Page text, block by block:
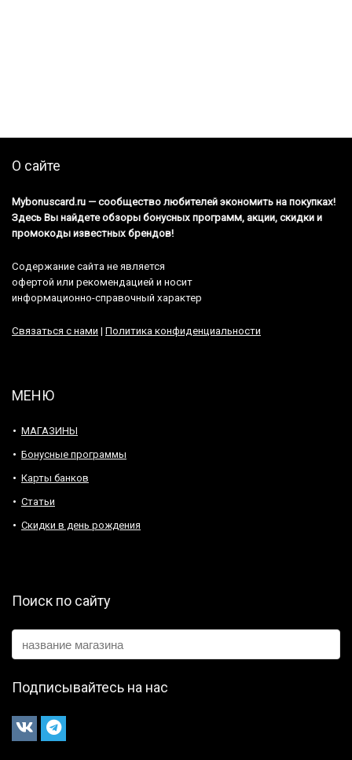
О сайте
Mybonuscard.ru — cообщество любителей экономить на покупках!
Здесь Вы найдете обзоры бонусных программ, акции, скидки и
промокоды известных брендов!
Содержание сайта не является
офертой или рекомендацией и носит
информационно-справочный характер
Связаться с нами | Политика конфиденциальности
МЕНЮ
МАГАЗИНЫ
Бонусные программы
Карты банков
Статьи
Скидки в день рождения
Поиск по сайту
Подписывайтесь на нас